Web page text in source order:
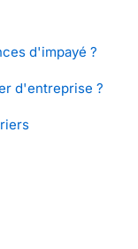
d'impayé ?
d'entreprise ?